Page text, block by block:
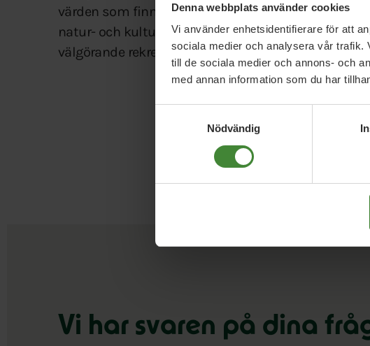
Denna webbplats använder cookies
Vi använder enhetsidentifierare för att
sociala medier och analysera vår trafik.
till de sociala medier och annons- och
med annan information som du har
Nödvändig
värden som finns i vår natur kan inte köpas för
natur- och kulturvärden såsom våra milslånga
välgörande rekreationsområden och vår rika flora
Vi har svaren på dina